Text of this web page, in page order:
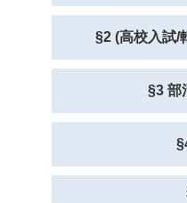
§2 (高校入試/
§3 部